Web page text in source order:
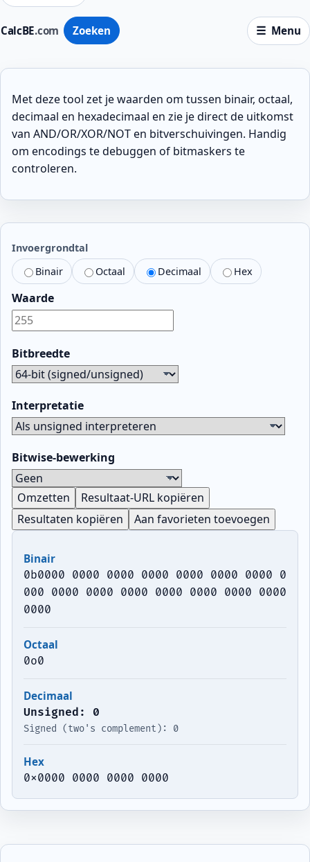
CalcBE.com Zoeken Menu
Met deze tool zet je waarden om tussen binair, octaal,
decimaal en hexadecimaal en zie je direct de uitkomst
van AND/OR/XOR/NOT en bitverschuivingen. Handig
om encodings te debuggen of bitmaskers te
controleren.
Invoergrondtal
Binair
Octaal Decimaal Hex
Waarde
Bitbreedte
Interpretatie
Bitwise‑bewerking
Omzetten
Resultaat‑URL kopiëren
Resultaten kopiëren
Aan favorieten toevoegen
Binair
0b0000 0000 0000 0000 0000 0000 0000 0
000 0000 0000 0000 0000 0000 0000 0000
0000
Octaal
0o0
Decimaal
Unsigned: 0
Signed (two's complement): 0
Hex
0x0000 0000 0000 0000